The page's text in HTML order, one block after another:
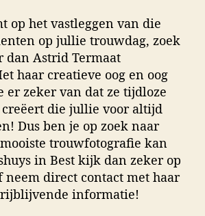
op het vastleggen van die
op jullie trouwdag, zoek
dan Astrid Termaat
haar creatieve oog en oog
er zeker van dat ze tijdloze
die jullie voor altijd
Dus ben je op zoek naar
trouwfotografie kan
in Best kijk dan zeker op
neem direct contact met haar
informatie!